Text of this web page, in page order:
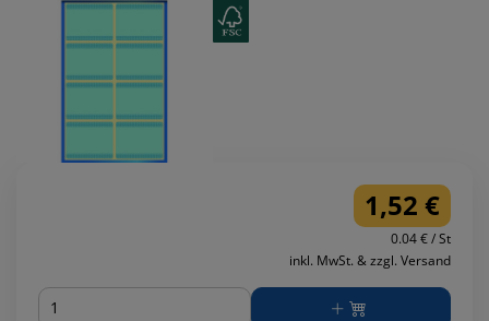
1,52 €
0.04 € / St
inkl. MwSt. & zzgl. Versand
Menge